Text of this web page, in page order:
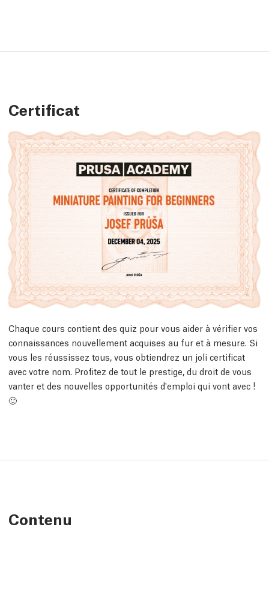
Certificat
Chaque cours contient des quiz pour vous aider à vérifier vos
connaissances nouvellement acquises au fur et à mesure. Si
vous les réussissez tous, vous obtiendrez un joli certificat
avec votre nom. Profitez de tout le prestige, du droit de vous
vanter et des nouvelles opportunités d'emploi qui vont avec !
🙂
Contenu